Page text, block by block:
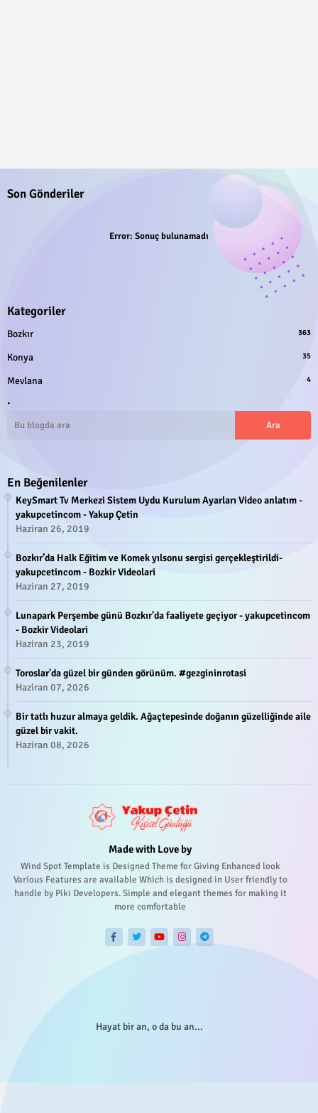
Son Gönderiler
Error: Sonuç bulunamadı
Kategoriler
Bozkır 363
Konya 35
Mevlana 4
.
En Beğenilenler
KeySmart Tv Merkezi Sistem Uydu Kurulum Ayarları Video anlatım -
yakupcetincom - Yakup Çetin
Haziran 26, 2019
Bozkır’da Halk Eğitim ve Komek yılsonu sergisi gerçekleştirildi-
yakupcetincom - Bozkir Videolari
Haziran 27, 2019
Lunapark Perşembe günü Bozkır'da faaliyete geçiyor - yakupcetincom
- Bozkir Videolari
Haziran 23, 2019
Toroslar'da güzel bir günden görünüm. #gezgininrotasi
Haziran 07, 2026
Bir tatlı huzur almaya geldik. Ağaçtepesinde doğanın güzelliğinde aile
güzel bir vakit.
Haziran 08, 2026
Made with Love by
Wind Spot Template is Designed Theme for Giving Enhanced look
Various Features are available Which is designed in User friendly to
handle by Piki Developers. Simple and elegant themes for making it
more comfortable
Hayat bir an, o da bu an...